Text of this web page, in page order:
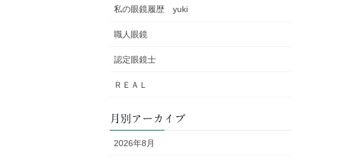
私の眼鏡履歴 yuki
職人眼鏡
認定眼鏡士
ＲＥＡＬ
月別アーカイブ
2026年8月